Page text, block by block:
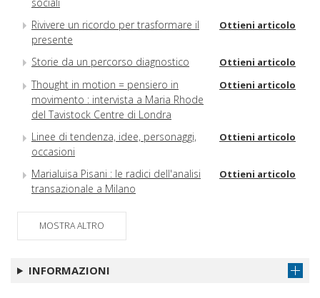
Rivivere un ricordo per trasformare il
presente
Ottieni articolo
Storie da un percorso diagnostico Ottieni articolo
Thought in motion = pensiero in
movimento : intervista a Maria Rhode
del Tavistock Centre di Londra
Ottieni articolo
Linee di tendenza, idee, personaggi,
occasioni
Ottieni articolo
Marialuisa Pisani : le radici dell'analisi
transazionale a Milano
Ottieni articolo
Recensione
MOSTRA ALTRO
INFORMAZIONI